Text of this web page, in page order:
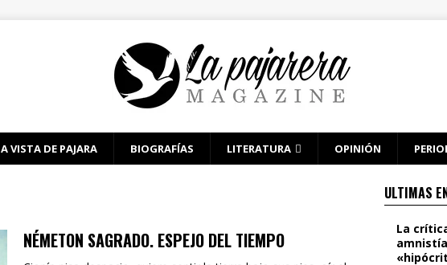
A VISTA DE PAJARA BIOGRAFÍAS LITERATURA OPINIÓN
NÉMETON SAGRADO. ESPEJO DEL TIEMPO
ULTIMAS
La